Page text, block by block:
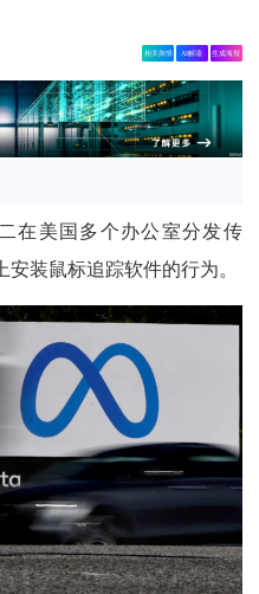
相关舆情 AI解读 生成海报
在美国多个办公室分发传
装鼠标追踪软件的行为。